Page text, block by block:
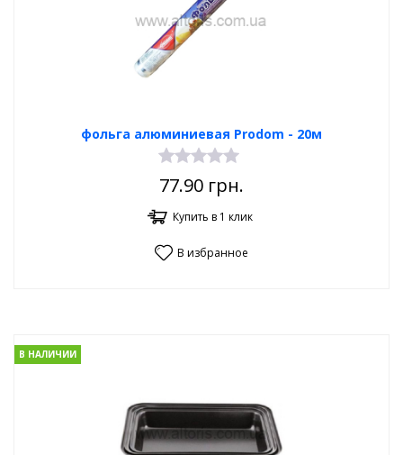
фольга алюминиевая Prodom - 20м
77.90 грн.
Купить в 1 клик
В избранное
В НАЛИЧИИ